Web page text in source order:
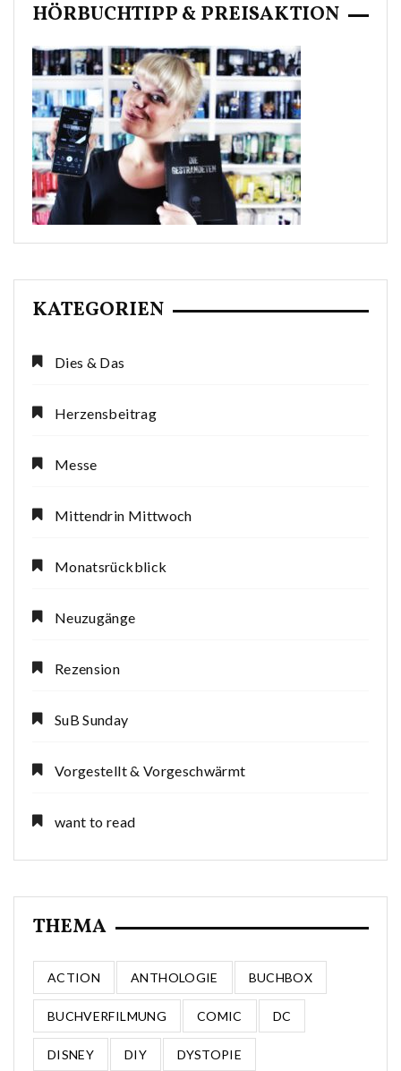
HÖRBUCHTIPP & PREISAKTION
KATEGORIEN
Dies & Das
Herzensbeitrag
Messe
Mittendrin Mittwoch
Monatsrückblick
Neuzugänge
Rezension
SuB Sunday
Vorgestellt & Vorgeschwärmt
want to read
THEMA
ACTION ANTHOLOGIE BUCHBOX
BUCHVERFILMUNG COMIC DC
DISNEY DIY DYSTOPIE